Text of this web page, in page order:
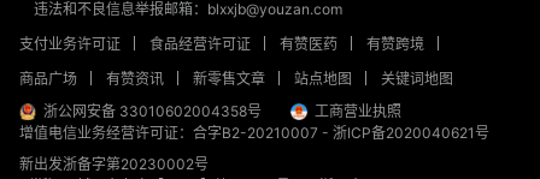
违法和不良信息举报邮箱：blxxjb@youzan.com
支付业务许可证
食品经营许可证 有赞医药
有赞跨境
商品广场
有赞资讯 新零售文章 站点地图
关键词地图
浙公网安备 33010602004358号
工商营业执照
增值电信业务经营许可证：合字B2-20210007 - 浙ICP备2020040621号
新出发浙备字第20230002号